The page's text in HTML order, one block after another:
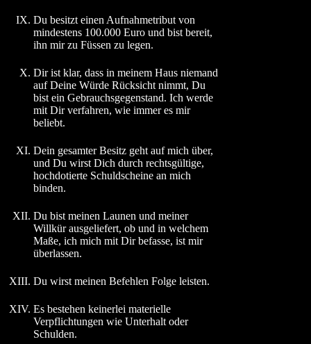
IX. Du besitzt einen Aufnahmetribut von
mindestens 100.000 Euro und bist bereit,
ihn mir zu Füssen zu legen.
X. Dir ist klar, dass in meinem Haus niemand
auf Deine Würde Rücksicht nimmt, Du
bist ein Gebrauchsgegenstand. Ich werde
mit Dir verfahren, wie immer es mir
beliebt.
XI. Dein gesamter Besitz geht auf mich über,
und Du wirst Dich durch rechtsgültige,
hochdotierte Schuldscheine an mich
binden.
XII. Du bist meinen Launen und meiner
Willkür ausgeliefert, ob und in welchem
Maße, ich mich mit Dir befasse, ist mir
überlassen.
XIII. Du wirst meinen Befehlen Folge leisten.
XIV. Es bestehen keinerlei materielle
Verpflichtungen wie Unterhalt oder
Schulden.